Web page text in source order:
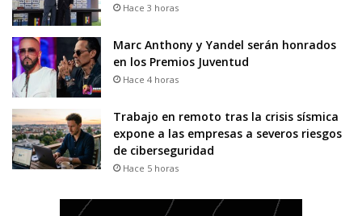
Hace 3 horas
Marc Anthony y Yandel serán honrados
en los Premios Juventud
Hace 4 horas
Trabajo en remoto tras la crisis sísmica
expone a las empresas a severos riesgos
de ciberseguridad
Hace 5 horas